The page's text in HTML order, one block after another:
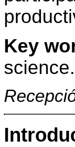
Key
science.